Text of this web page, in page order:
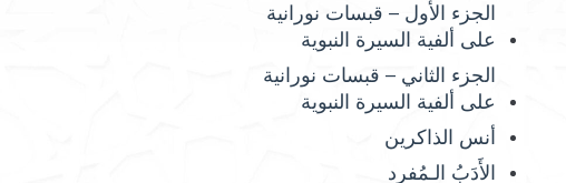
الجزء الأول – قبسات نورانية
على ألفية السيرة النبوية
الجزء الثاني – قبسات نورانية
على ألفية السيرة النبوية
أنس الذاكرين
الأَدَبُ الـمُفرد